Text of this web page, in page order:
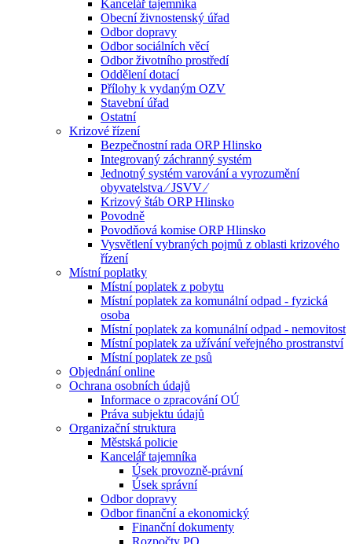
Kancelář tajemníka
Obecní živnostenský úřad
Odbor dopravy
Odbor sociálních věcí
Odbor životního prostředí
Oddělení dotací
Přílohy k vydaným OZV
Stavební úřad
Ostatní
Krizové řízení
Bezpečnostní rada ORP Hlinsko
Integrovaný záchranný systém
Jednotný systém varování a vyrozumění
obyvatelstva ⁄ JSVV ⁄
Krizový štáb ORP Hlinsko
Povodně
Povodňová komise ORP Hlinsko
Vysvětlení vybraných pojmů z oblasti krizového
řízení
Místní poplatky
Místní poplatek z pobytu
Místní poplatek za komunální odpad - fyzická
osoba
Místní poplatek za komunální odpad - nemovitost
Místní poplatek za užívání veřejného prostranství
Místní poplatek ze psů
Objednání online
Ochrana osobních údajů
Informace o zpracování OÚ
Práva subjektu údajů
Organizační struktura
Městská policie
Kancelář tajemníka
Úsek provozně-právní
Úsek správní
Odbor dopravy
Odbor finanční a ekonomický
Finanční dokumenty
Rozpočty PO